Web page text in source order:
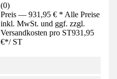
(0)
Preis — 931,95 € * Alle Preise
inkl. MwSt. und ggf. zzgl.
Versandkosten pro ST931,95
€*/ ST